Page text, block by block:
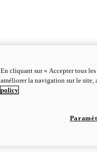
En cliquant sur « Accepter tous
améliorer la navigation sur le site,
policy